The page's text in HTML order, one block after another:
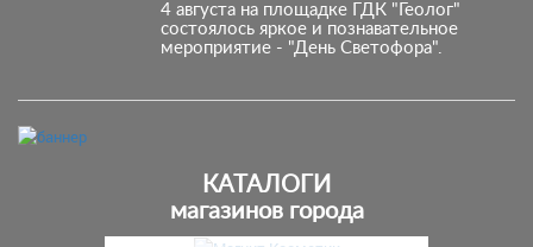
4 августа на площадке ГДК "Геолог"
состоялось яркое и познавательное
мероприятие - "День Светофора".
КАТАЛОГИ
магазинов города